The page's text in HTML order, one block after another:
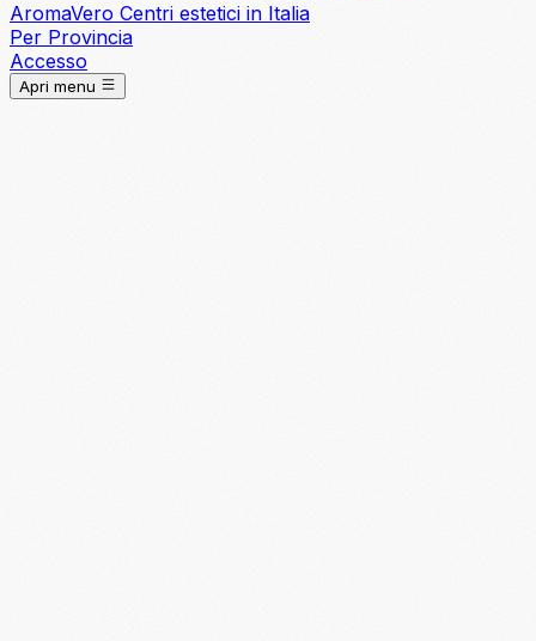
AromaVero Centri estetici in Italia
Per Provincia
Accesso
Apri menu